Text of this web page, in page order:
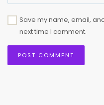
Save my name, email,
next time I comment.